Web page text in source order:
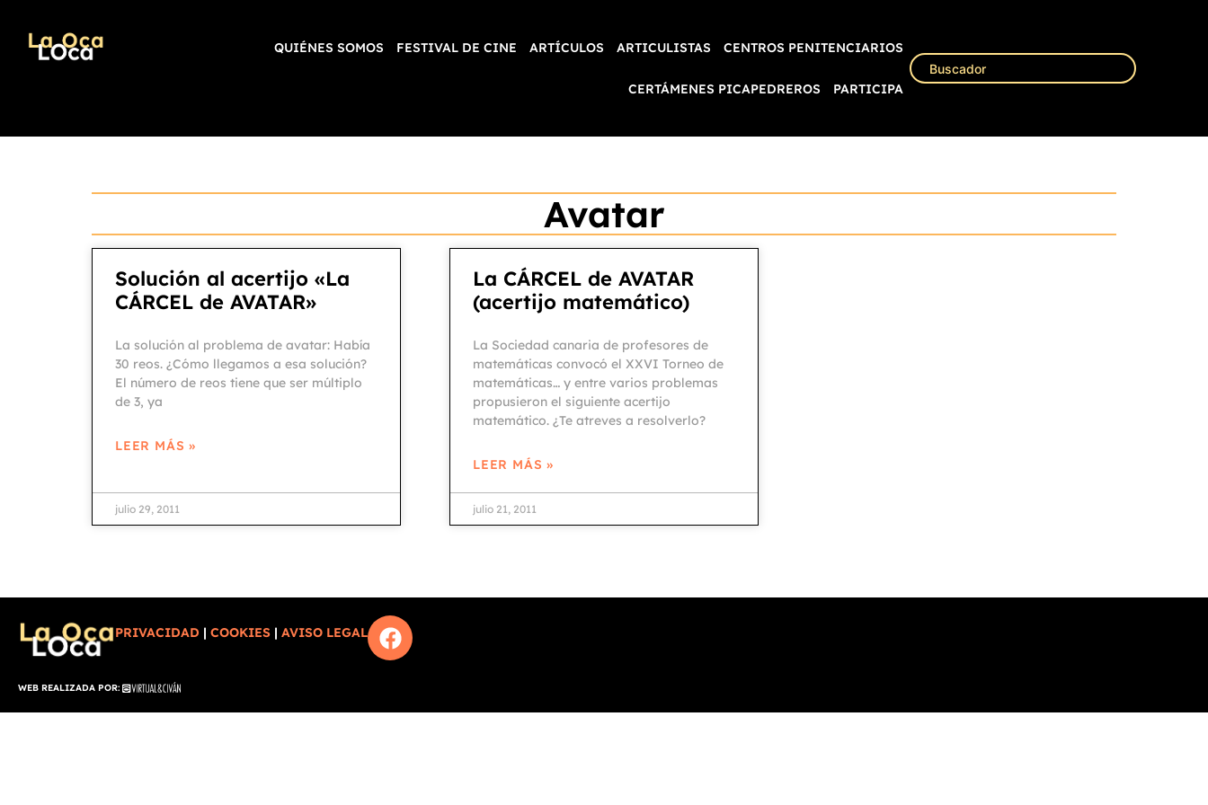
QUIÉNES SOMOS FESTIVAL DE CINE ARTÍCULOS ARTICULISTAS CENTROS PENITENCIARIOS
CERTÁMENES PICAPEDREROS PARTICIPA
Avatar
Solución al acertijo «La
CÁRCEL de AVATAR»
La solución al problema de avatar: Había
30 reos. ¿Cómo llegamos a esa solución?
El número de reos tiene que ser múltiplo
de 3, ya
LEER MÁS »
julio 29, 2011
La CÁRCEL de AVATAR
(acertijo matemático)
La Sociedad canaria de profesores de
matemáticas convocó el XXVI Torneo de
matemáticas… y entre varios problemas
propusieron el siguiente acertijo
matemático. ¿Te atreves a resolverlo?
LEER MÁS »
julio 21, 2011
PRIVACIDAD |COOKIES |AVISO LEGAL
WEB REALIZADA POR: